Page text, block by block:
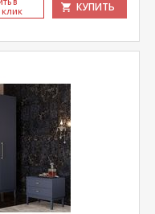
КУПИТЬ